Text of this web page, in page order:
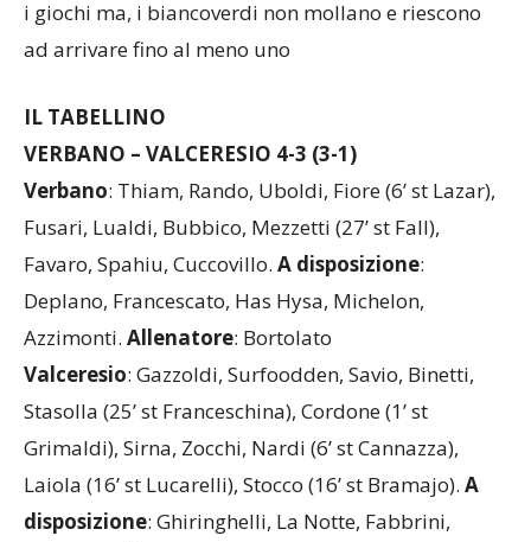
i giochi ma, i biancoverdi non mollano e riescono
ad arrivare fino al meno uno
IL TABELLINO
VERBANO – VALCERESIO 4-3 (3-1)
Verbano: Thiam, Rando, Uboldi, Fiore (6’ st Lazar),
Fusari, Lualdi, Bubbico, Mezzetti (27’ st Fall),
Favaro, Spahiu, Cuccovillo. A disposizione:
Deplano, Francescato, Has Hysa, Michelon,
Azzimonti. Allenatore: Bortolato
Valceresio: Gazzoldi, Surfoodden, Savio, Binetti,
Stasolla (25’ st Franceschina), Cordone (1’ st
Grimaldi), Sirna, Zocchi, Nardi (6’ st Cannazza),
Laiola (16’ st Lucarelli), Stocco (16’ st Bramajo). A
disposizione: Ghiringhelli, La Notte, Fabbrini,